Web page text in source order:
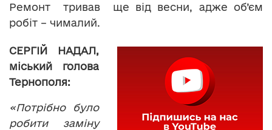
Ремонт тривав ще від весни, адже об’єм
робіт – чималий.
СЕРГІЙ НАДАЛ,
міський голова
Тернополя:
«Потрібно було
робити заміну